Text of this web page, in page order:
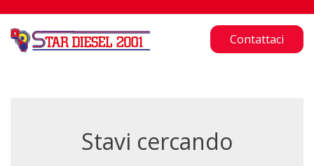
Contattaci
Stavi cercando